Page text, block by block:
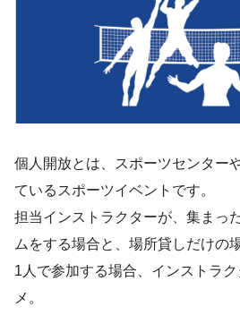
個人開放とは、スポーツセンター
ているスポーツイベントです。
担当インストラクターが、集まっ
ムをする場合と、場所貸しだけの
1人で参加する場合、インストラ
メ。